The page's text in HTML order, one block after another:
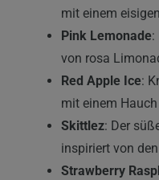
mit einem
Pink Lemonade:
von rosa
Red Apple Ice:
mit einem
Skittlez: Der
inspiriert von
Strawberry